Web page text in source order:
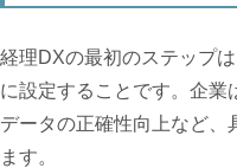
経理DXの最初のステップ
に設定することです。企業
データの正確性向上など、
ます。